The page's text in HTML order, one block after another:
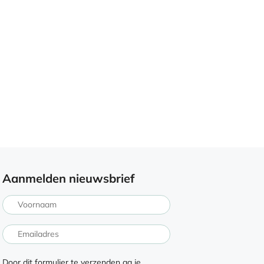
Aanmelden nieuwsbrief